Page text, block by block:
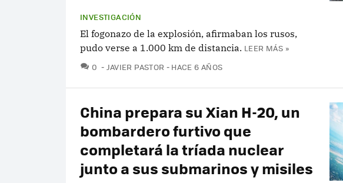
INVESTIGACIÓN
El fogonazo de la explosión, afirmaban los rusos,
pudo verse a 1.000 km de distancia. LEER MÁS »
0 COMENTARIOS
JAVIER PASTOR HACE 6 AÑOS
China prepara su Xian H-20, un
bombardero furtivo que
completará la tríada nuclear
junto a sus submarinos y misiles